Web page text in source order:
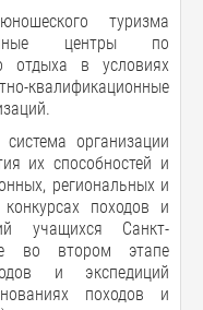
туризма
центры по
отдыха в условиях
квалификационные
организации
их способностей и
региональных и
походов и
учащихся Санкт-
во втором этапе
и экспедиций
походов и